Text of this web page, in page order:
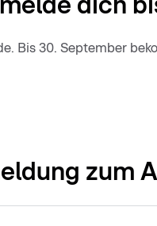
dich
Bis 30. September
zum